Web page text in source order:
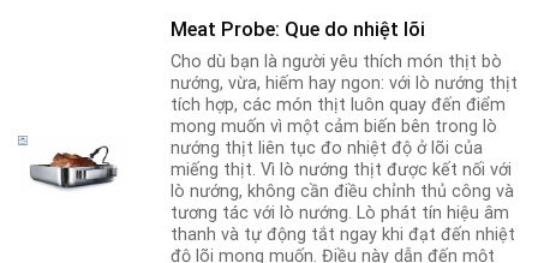
Meat Probe: Que do nhiệt lõi
Cho dù bạn là người yêu thích món thịt bò
nướng, vừa, hiếm hay ngon: với lò nướng thịt
tích hợp, các món thịt luôn quay đến điểm
mong muốn vì một cảm biến bên trong lò
nướng thịt liên tục đo nhiệt độ ở lõi của
miếng thịt. Vì lò nướng thịt được kết nối với
lò nướng, không cần điều chỉnh thủ công và
tương tác với lò nướng. Lò phát tín hiệu âm
thanh và tự động tắt ngay khi đạt đến nhiệt
độ lõi mong muốn. Điều này dẫn đến một